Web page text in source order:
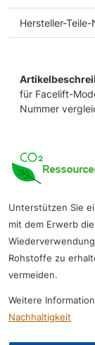
Hersteller-Teile-
für Facelift-
Nummer
Unterstützen Sie
mit dem Erwerb
Rohstoffe zu
vermeiden.
Weitere
Nachhaltigkeit